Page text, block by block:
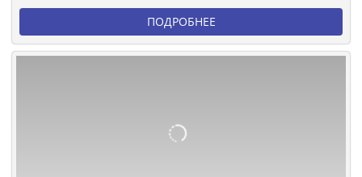
ПОДРОБНЕЕ